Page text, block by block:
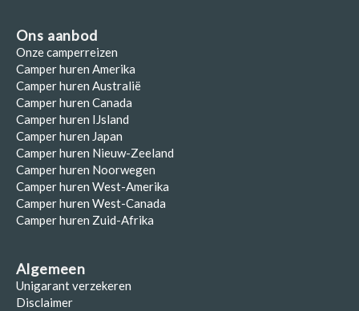
Ons aanbod
Onze camperreizen
Camper huren Amerika
Camper huren Australië
Camper huren Canada
Camper huren IJsland
Camper huren Japan
Camper huren Nieuw-Zeeland
Camper huren Noorwegen
Camper huren West-Amerika
Camper huren West-Canada
Camper huren Zuid-Afrika
Algemeen
Unigarant verzekeren
Disclaimer